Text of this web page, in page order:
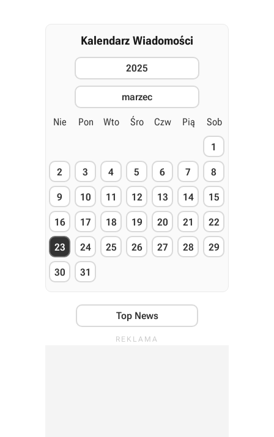
Kalendarz Wiadomości
2025
marzec
Nie Pon Wto Śro Czw Pią Sob
1
2 3 4 5 6 7 8
9 10 11 12 13 14 15
16 17 18 19 20 21 22
23 24 25 26 27 28 29
30 31
Top News